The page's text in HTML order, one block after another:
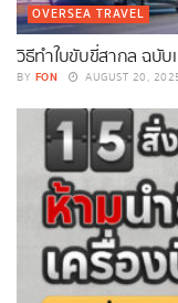
OVERSEA TRAVEL
วิธีทำใบขับขี่สากล ฉบับ
BY FON AUGUST 20,